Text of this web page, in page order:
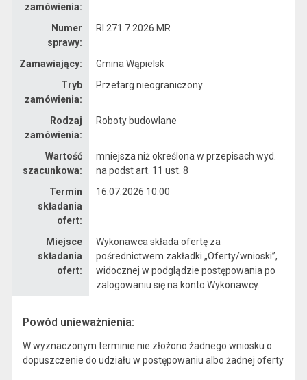
zamówienia:
Numer
sprawy:
RI.271.7.2026.MR
Zamawiający:
Gmina Wąpielsk
Tryb
zamówienia:
Przetarg nieograniczony
Rodzaj
zamówienia:
Roboty budowlane
Wartość
szacunkowa:
mniejsza niż określona w przepisach wyd.
na podst art. 11 ust. 8
Termin
składania
ofert:
16.07.2026 10:00
Miejsce
składania
ofert:
Wykonawca składa ofertę za
pośrednictwem zakładki „Oferty/wnioski”,
widocznej w podglądzie postępowania po
zalogowaniu się na konto Wykonawcy.
Powód unieważnienia:
W wyznaczonym terminie nie złożono żadnego wniosku o
dopuszczenie do udziału w postępowaniu albo żadnej oferty